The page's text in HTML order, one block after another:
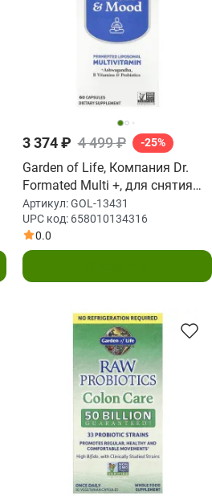
3 374 ₽ 4 499 ₽ -25%
Garden of Life, Компания Dr.
Formated Multi +, для снятия
стресса и хорошего
настроения, 60 капсул
Артикул:GOL-13431
UPC код: 658010134316
0.0